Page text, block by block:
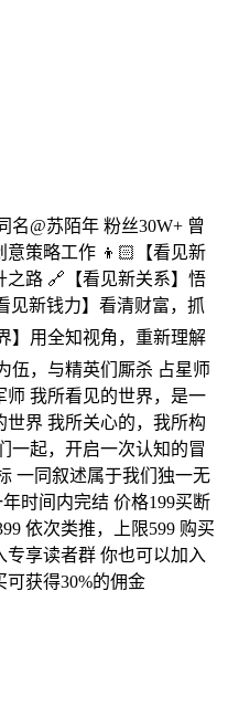
名@苏陌年 粉丝30W+ 曾
策略工作 👦🏻【看见新
之路 🔗【看见新关系】悟
见新钱力】看清财富，抓
】用全知视角，重新理解
伍，与精英们厮杀 占星师
我所看见的世界，是一
界 我所关心的，我所构
一起，开启一次认知的冒
一同叙述属于我们独一无
时间内完结 价格199买断
依次类推，上限599 购买
专享读者群 你也可以加入
获得30%的佣金